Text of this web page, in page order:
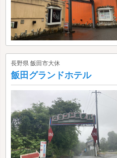
長野県 飯田市大休
飯田グランドホテル